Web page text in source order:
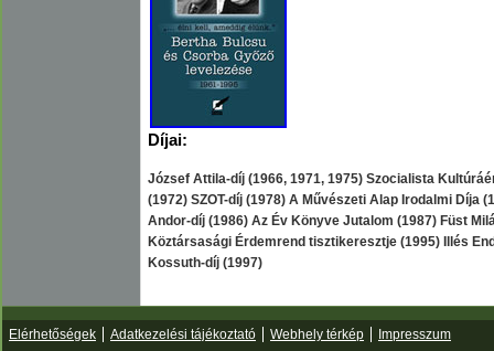
Díjai:
József Attila-díj (1966, 1971, 1975) Szocialista
(1972) SZOT-díj (1978) A Művészeti Alap Irodalmi Díja
Andor-díj (1986) Az Év Könyve Jutalom (1987) Füst
Köztársasági Érdemrend tisztikeresztje (1995) Illés
Kossuth-díj (1997)
Elérhetőségek Adatkezelési tájékoztató Webhely térkép Impresszum